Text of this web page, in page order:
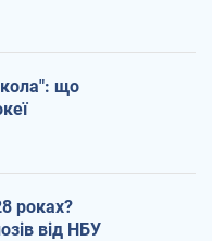
що
роках?
від НБУ